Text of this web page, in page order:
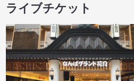
ライブチケット